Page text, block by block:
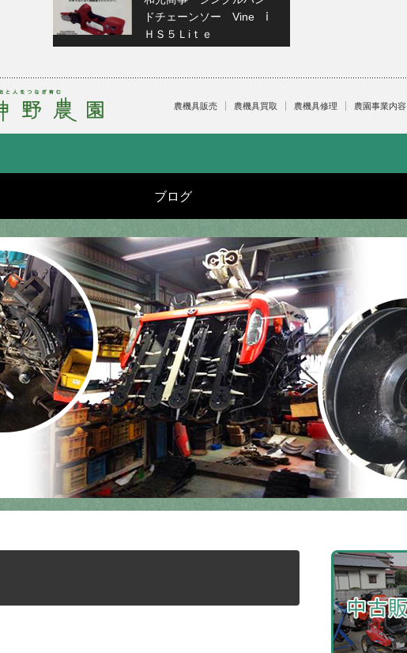
ドチェーンソー Vine ⅰ
ＨＳ５Ｌiｔｅ
農機具販売 農機具買取 農機具修理 農園事業内容
ブログ